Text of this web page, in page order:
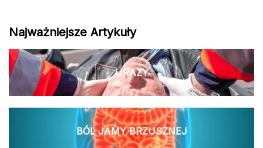
Najważniejsze Artykuły
URAZY
BÓL JAMY BRZUSZNEJ